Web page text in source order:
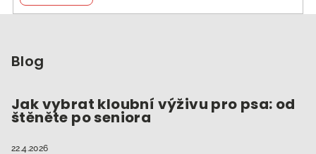
Blog
Jak vybrat kloubní výživu pro psa: od
štěněte po seniora
22.4.2026